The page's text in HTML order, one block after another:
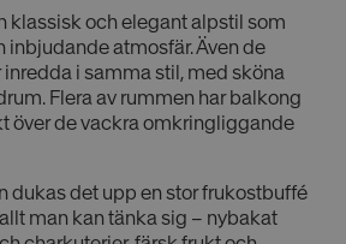
klassisk och elegant alpstil som
inbjudande atmosfär. Även de
i samma stil, med sköna
Flera av rummen har balkong
över de vackra omkringliggande
dukas det upp en stor frukostbuffé
man kan tänka sig – nybakat